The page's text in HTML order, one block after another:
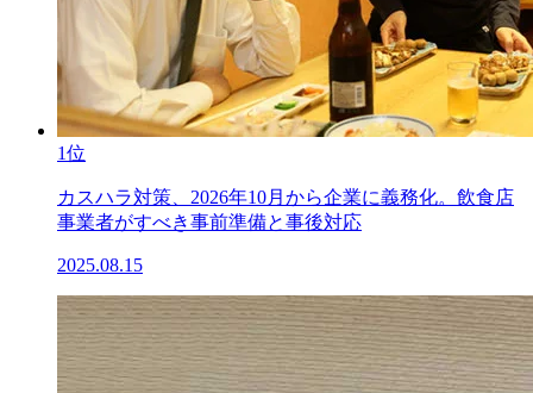
1位
カスハラ対策、2026年10月から企業に義務化。飲食店
事業者がすべき事前準備と事後対応
2025.08.15